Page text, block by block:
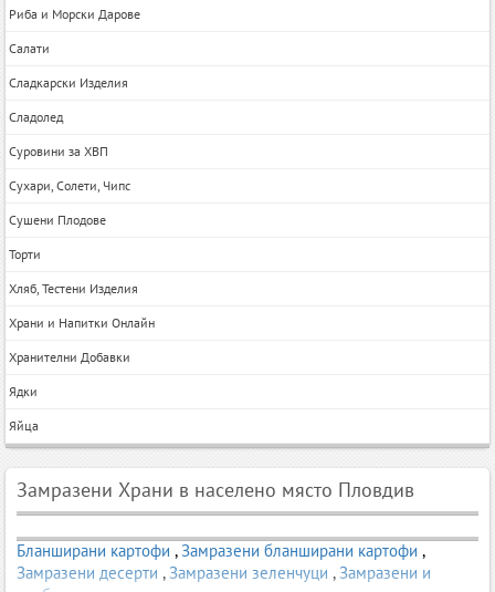
Риба и Морски Дарове
Салати
Сладкарски Изделия
Сладолед
Суровини за ХВП
Сухари, Солети, Чипс
Сушени Плодове
Торти
Хляб, Тестени Изделия
Храни и Напитки Онлайн
Хранителни Добавки
Ядки
Яйца
Замразени Храни в населено място Пловдив
Бланширани картофи ,Замразени бланширани картофи ,
Замразени десерти ,Замразени зеленчуци ,Замразени и